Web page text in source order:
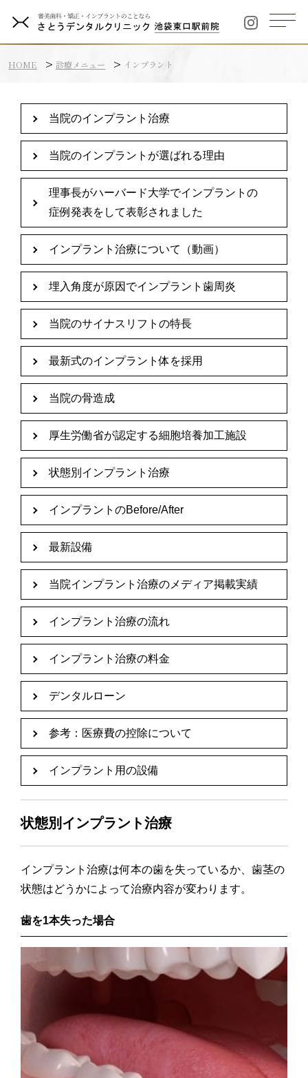
HOME 診療メニュー インプラント
当院のインプラント治療
当院のインプラントが選ばれる理由
理事長がハーバード大学でインプラントの
症例発表をして表彰されました
インプラント治療について（動画）
埋入角度が原因でインプラント歯周炎
当院のサイナスリフトの特長
最新式のインプラント体を採用
当院の骨造成
厚生労働省が認定する細胞培養加工施設
状態別インプラント治療
インプラントのBefore/After
最新設備
当院インプラント治療のメディア掲載実績
インプラント治療の流れ
インプラント治療の料金
デンタルローン
参考：医療費の控除について
インプラント用の設備
状態別インプラント治療
インプラント治療は何本の歯を失っているか、歯茎の
状態はどうかによって治療内容が変わります。
歯を1本失った場合